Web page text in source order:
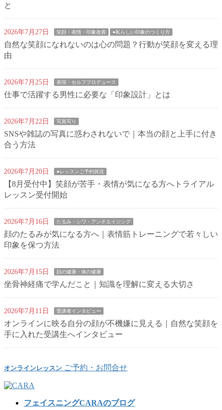
と
2026年7月27日 笑顔・表情・印象改善 ●私らしい印象のつくり方
自然な笑顔になれないのは心の問題？行動が笑顔を変える理
由
2026年7月25日 表現・セルフプロデュース
仕事で活躍する男性に必要な「印象設計」とは
2026年7月22日 写真写り
SNSや雑誌の写真に惑わされないで｜本当の顔と上手に付き
合う方法
2026年7月20日 ●レッスンご予約状況
【8月受付中】笑顔が苦手・表情が気になる方へトライアル
レッスン受付開始
2026年7月16日 たるみ・シワ・アンチエイジング
顔のたるみが気になる方へ｜表情筋トレーニングで若々しい
印象を保つ方法
2026年7月15日 顔の健康・体の健康
坐骨神経痛で学んだこと｜知識を理解に変える大切さ
2026年7月11日 受講者インタビュー
オンラインに映る自分の顔が不機嫌に見える｜自然な笑顔を
手に入れた受講生へインタビュー
オンラインレッスン ご予約・お問合せ
フェイスニングCARAのブログ